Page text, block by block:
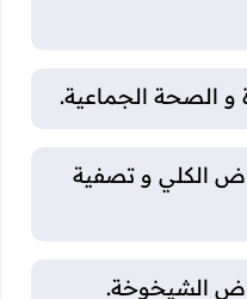
الصحة الجماعية.
الكلي و تصفية
الشيخوخة.